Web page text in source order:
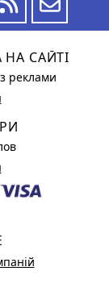
САЙТІ
реклами